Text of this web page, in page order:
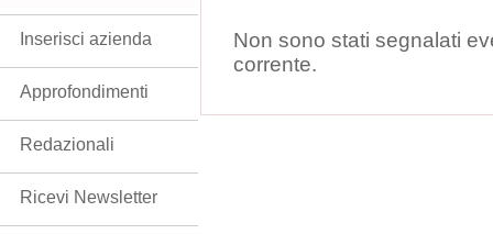
Non sono stati segnalati
corrente.
Inserisci azienda
Approfondimenti
Redazionali
Ricevi Newsletter